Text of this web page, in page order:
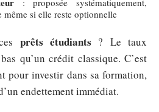
même si elle reste optionnelle
prêts étudiants ? Le taux
qu’un crédit classique. C’est
pour investir dans sa formation,
endettement immédiat.